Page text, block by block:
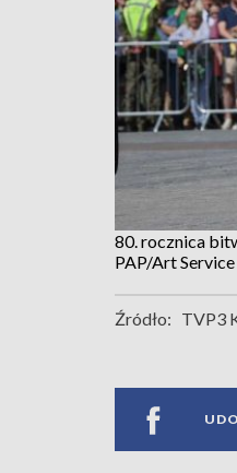
80. rocznica
PAP/Art Service
Źródło: TVP3